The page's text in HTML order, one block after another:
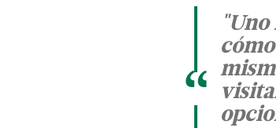
"Uno
“